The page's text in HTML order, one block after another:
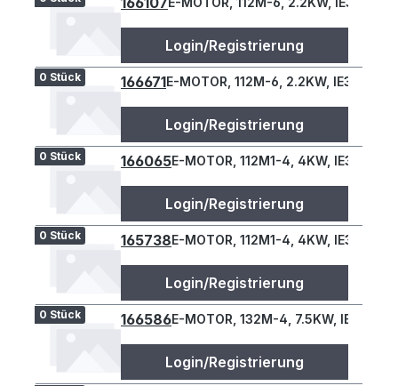
Login/Registrierung
0 Stück 166671E-MOTOR, 112M-6, 2.2KW, IE3, B34L
Login/Registrierung
0 Stück 166065E-MOTOR, 112M1-4, 4KW, IE3, B34L
Login/Registrierung
0 Stück 165738E-MOTOR, 112M1-4, 4KW, IE3, B34L
Login/Registrierung
0 Stück 166586E-MOTOR, 132M-4, 7.5KW, IE3, B34L
Login/Registrierung